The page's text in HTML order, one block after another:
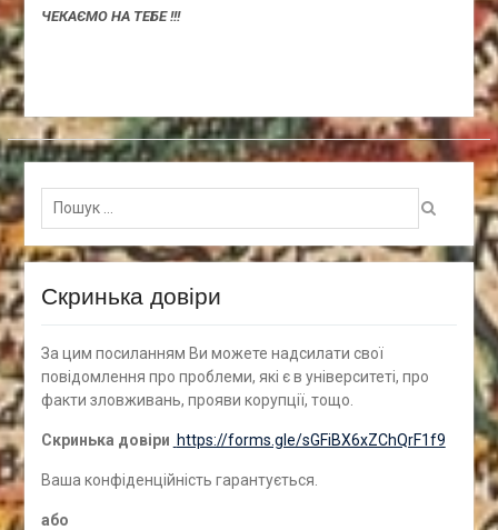
ЧЕКАЄМО НА ТЕБЕ !!!
Пошук
для:
Скринька довіри
За цим посиланням Ви можете надсилати свої
повідомлення про проблеми, які є в університеті, про
факти зловживань, прояви корупції, тощо.
Скринька довіри https://forms.gle/sGFiBX6xZChQrF1f9
Ваша конфіденційність гарантується.
або